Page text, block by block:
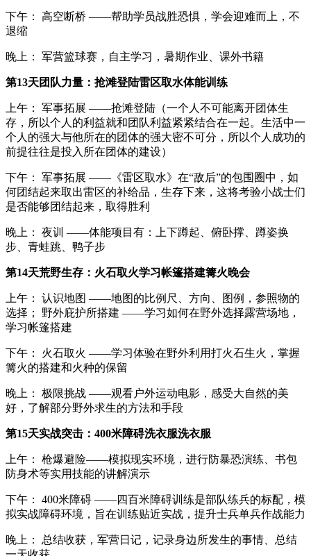
下午： 高空断桥 ——帮助学员战胜恐惧，学会迎难而上，不
退缩
晚上： 军营篮球赛，自主学习，暑期作业、课外书籍
第13天团队力量：抢滩登陆雷区取水体能训练
上午： 军事拓展 ——抢滩登陆（一个人不可能离开团体生
存，所以个人的利益就和团队利益紧紧结合在一起。生活中一
个人的强大与他所在的团体的强大密不可分，所以个人成功的
前提往往是投入所在团体的建设）
下午： 军事拓展 ——《雷区取水》在“敌后”的包围圈中，如
何团结起来取出雷区的补给品，生存下来，这将考验小战士们
是否能够团结起来，取得胜利
晚上： 夜训 ——体能项目有：上下蹲起、俯卧撑、蹲姿换
步、青蛙跳、鸭子步
第14天荒野生存：火石取火学习帐篷搭建篝火晚会
上午： 认识地图 ——地图的比例尺、方向、图例，参照物的
选择； 野外庇护所搭建 ——学习如何在野外选择露营场地，
学习帐篷搭建
下午： 火石取火 ——学习体验在野外利用打火石生火，掌握
篝火的搭建和火种的保留
晚上： 极限挑战 ——观看户外运动电影，感受大自然的美
好，了解部分野外求生的方法和手段
第15天实战突击：400米障碍洗衣服洗衣服
上午： 枪爆避险——模拟现实环境，进行防暴恐演练、书包
防身术等实用技能的讲解演示
下午： 400米障碍 ——四百米障碍训练是部队练兵的标配，模
拟实战障碍环境，旨在训练贴近实战，提升士兵单兵作战能力
晚上： 总结收获，军营日记，记录身边所发生的事情、总结